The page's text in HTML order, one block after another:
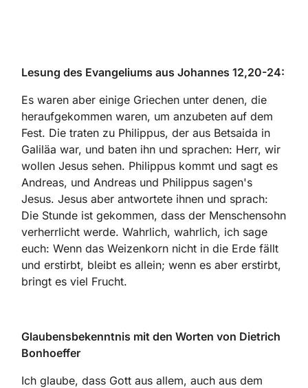
Lesung des Evangeliums aus Johannes 12,20-24:
Es waren aber einige Griechen unter denen, die
heraufgekommen waren, um anzubeten auf dem
Fest. Die traten zu Philippus, der aus Betsaida in
Galiläa war, und baten ihn und sprachen: Herr, wir
wollen Jesus sehen. Philippus kommt und sagt es
Andreas, und Andreas und Philippus sagen's
Jesus. Jesus aber antwortete ihnen und sprach:
Die Stunde ist gekommen, dass der Menschensohn
verherrlicht werde. Wahrlich, wahrlich, ich sage
euch: Wenn das Weizenkorn nicht in die Erde fällt
und erstirbt, bleibt es allein; wenn es aber erstirbt,
bringt es viel Frucht.
Glaubensbekenntnis mit den Worten von Dietrich
Bonhoeffer
Ich glaube, dass Gott aus allem, auch aus dem